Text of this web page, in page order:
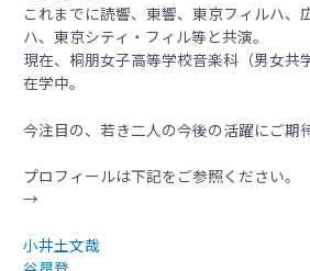
これまでに読響、東響、東京フィルハ、
ハ、東京シティ・フィル等と共演。
現在、桐朋女子高等学校音楽科（男女共
在学中。
今注目の、若き二人の今後の活躍にご期
プロフィールは下記をご参照ください。
→
小井土文哉